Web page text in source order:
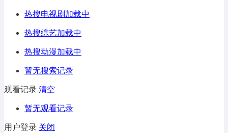
热搜电视剧加载中
热搜综艺加载中
热搜动漫加载中
暂无搜索记录
观看记录 清空
暂无观看记录
用户登录 关闭